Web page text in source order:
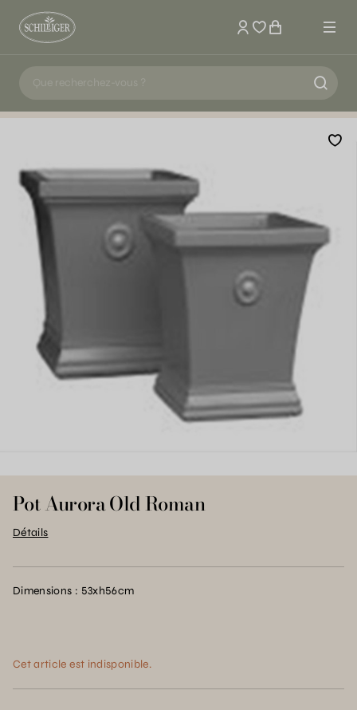
Mon compte
Pot Aurora Old Roman
Détails
Dimensions : 53xh56cm
Cet article est indisponible.